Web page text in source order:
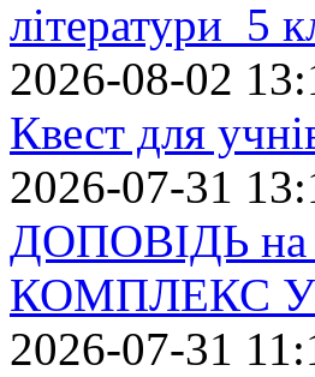
літератури 5
2026-08-02
Квест для
2026-07-31
ДОПОВІДЬ
КОМПЛЕКС
2026-07-31